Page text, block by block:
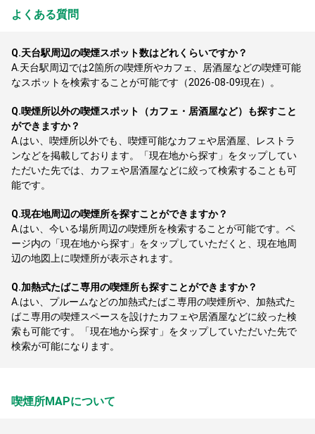
よくある質問
Q.天台駅周辺の喫煙スポット数はどれくらいですか？
A. 天台駅周辺では2箇所の喫煙所やカフェ、居酒屋などの喫煙可能
なスポットを検索することが可能です（2026-08-09現在）。
Q.喫煙所以外の喫煙スポット（カフェ・居酒屋など）も探すこと
ができますか？
A. はい、喫煙所以外でも、喫煙可能なカフェや居酒屋、レストラ
ンなどを掲載しております。「現在地から探す」をタップしてい
ただいた先では、カフェや居酒屋などに絞って検索することも可
能です。
Q.現在地周辺の喫煙所を探すことができますか？
A. はい、今いる場所周辺の喫煙所を検索することが可能です。ペ
ージ内の「現在地から探す」をタップしていただくと、現在地周
辺の地図上に喫煙所が表示されます。
Q.加熱式たばこ専用の喫煙所も探すことができますか？
A. はい、プルームなどの加熱式たばこ専用の喫煙所や、加熱式た
ばこ専用の喫煙スペースを設けたカフェや居酒屋などに絞った検
索も可能です。「現在地から探す」をタップしていただいた先で
検索が可能になります。
喫煙所MAPについて